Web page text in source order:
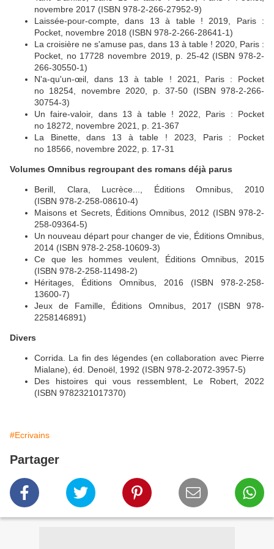
novembre 2017 (ISBN 978-2-266-27952-9)
Laissée-pour-compte, dans 13 à table ! 2019, Paris :
Pocket, novembre 2018 (ISBN 978-2-266-28641-1)
La croisière ne s'amuse pas, dans 13 à table ! 2020, Paris :
Pocket, no 17728 novembre 2019, p. 25-42 (ISBN 978-2-
266-30550-1)
N'a-qu'un-œil, dans 13 à table ! 2021, Paris : Pocket
no 18254, novembre 2020, p. 37-50 (ISBN 978-2-266-
30754-3)
Un faire-valoir, dans 13 à table ! 2022, Paris : Pocket
no 18272, novembre 2021, p. 21-367
La Binette, dans 13 à table ! 2023, Paris : Pocket
no 18566, novembre 2022, p. 17-31
Volumes Omnibus regroupant des romans déjà parus
Berill, Clara, Lucrèce..., Éditions Omnibus, 2010
(ISBN 978-2-258-08610-4)
Maisons et Secrets, Éditions Omnibus, 2012 (ISBN 978-2-
258-09364-5)
Un nouveau départ pour changer de vie, Éditions Omnibus,
2014 (ISBN 978-2-258-10609-3)
Ce que les hommes veulent, Éditions Omnibus, 2015
(ISBN 978-2-258-11498-2)
Héritages, Éditions Omnibus, 2016 (ISBN 978-2-258-
13600-7)
Jeux de Famille, Éditions Omnibus, 2017 (ISBN 978-
2258146891)
Divers
Corrida. La fin des légendes (en collaboration avec Pierre
Mialane), éd. Denoël, 1992 (ISBN 978-2-2072-3957-5)
Des histoires qui vous ressemblent, Le Robert, 2022
(ISBN 9782321017370)
#Ecrivains
Partager